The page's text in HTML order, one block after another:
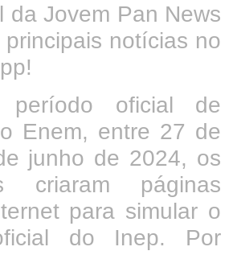
da Jovem Pan News
notícias no
período oficial de
Enem, entre 27 de
junho de 2024, os
criaram páginas
para simular o
do Inep. Por